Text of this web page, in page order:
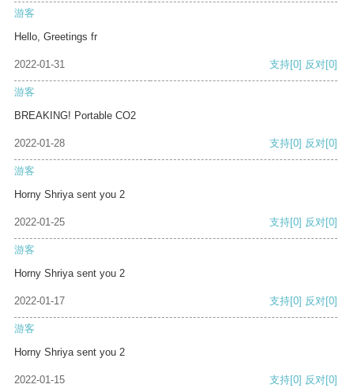
游客
Hello, Greetings fr
2022-01-31 支持[0] 反对[0]
游客
BREAKING! Portable CO2
2022-01-28 支持[0] 反对[0]
游客
Horny Shriya sent you 2
2022-01-25 支持[0] 反对[0]
游客
Horny Shriya sent you 2
2022-01-17 支持[0] 反对[0]
游客
Horny Shriya sent you 2
2022-01-15 支持[0] 反对[0]